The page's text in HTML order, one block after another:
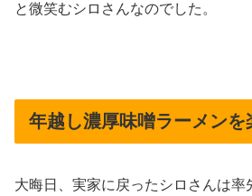
と微笑むシロさんなのでした。
年越し濃厚味噌ラーメンを
大晦日、実家に戻ったシロさんは率